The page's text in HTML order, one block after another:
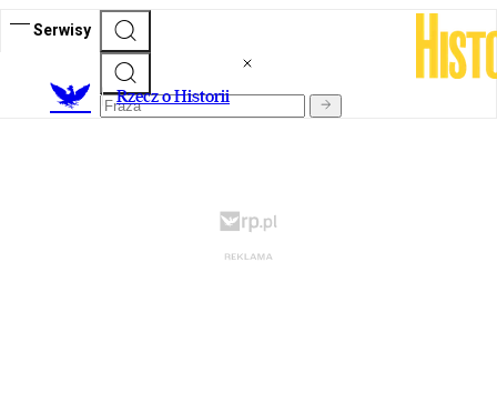
Serwisy
Rzecz o Historii